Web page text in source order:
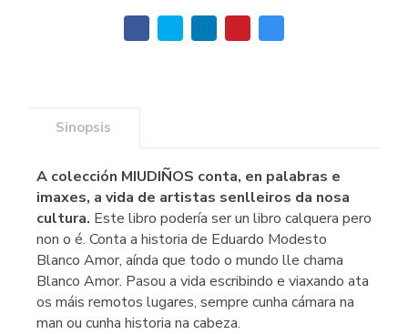
Sinopsis
A colección MIUDIÑOS conta, en palabras e
imaxes, a vida de artistas senlleiros da nosa
cultura. Este libro podería ser un libro calquera pero
non o é. Conta a historia de Eduardo Modesto
Blanco Amor, aínda que todo o mundo lle chama
Blanco Amor. Pasou a vida escribindo e viaxando ata
os máis remotos lugares, sempre cunha cámara na
man ou cunha historia na cabeza.